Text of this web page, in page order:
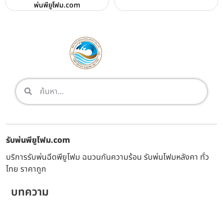
พ่นพียูโฟม.com
รับพ่นพียูโฟม.com
บริการรับพ่นฉีดพียูโฟม ฉนวนกันความร้อน รับพ่นโฟมหลังคา ทั่ว
ไทย ราคาถูก
บทความ